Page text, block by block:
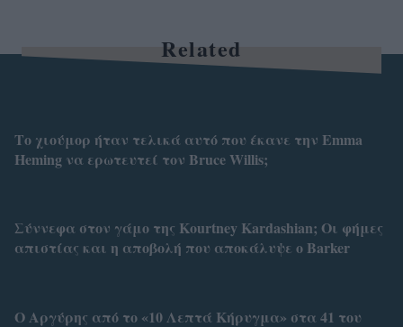
Related
Το χιούμορ ήταν τελικά αυτό που έκανε την Emma
Heming να ερωτευτεί τον Bruce Willis;
Σύννεφα στον γάμο της Kourtney Kardashian; Οι φήμες
απιστίας και η αποβολή που αποκάλυψε ο Barker
Ο Αργύρης από το «10 Λεπτά Κήρυγμα» στα 41 του